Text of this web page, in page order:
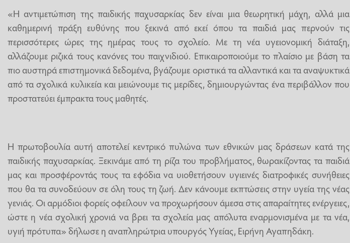
«Η αντιμετώπιση της παιδικής παχυσαρκίας δεν είναι μια θεωρητική μάχη, αλλά μια
καθημερινή πράξη ευθύνης που ξεκινά από εκεί όπου τα παιδιά μας περνούν τις
περισσότερες ώρες της ημέρας τους το σχολείο. Με τη νέα υγειονομική διάταξη,
αλλάζουμε ριζικά τους κανόνες του παιχνιδιού. Επικαιροποιούμε το πλαίσιο με βάση τα
πιο αυστηρά επιστημονικά δεδομένα, βγάζουμε οριστικά τα αλλαντικά και τα αναψυκτικά
από τα σχολικά κυλικεία και μειώνουμε τις μερίδες, δημιουργώντας ένα περιβάλλον που
προστατεύει έμπρακτα τους μαθητές.
Η πρωτοβουλία αυτή αποτελεί κεντρικό πυλώνα των εθνικών μας δράσεων κατά της
παιδικής παχυσαρκίας. Ξεκινάμε από τη ρίζα του προβλήματος, θωρακίζοντας τα παιδιά
μας και προσφέροντάς τους τα εφόδια να υιοθετήσουν υγιεινές διατροφικές συνήθειες
που θα τα συνοδεύουν σε όλη τους τη ζωή. Δεν κάνουμε εκπτώσεις στην υγεία της νέας
γενιάς. Οι αρμόδιοι φορείς οφείλουν να προχωρήσουν άμεσα στις απαραίτητες ενέργειες,
ώστε η νέα σχολική χρονιά να βρει τα σχολεία μας απόλυτα εναρμονισμένα με τα νέα,
υγιή πρότυπα» δήλωσε η αναπληρώτρια υπουργός Υγείας, Ειρήνη Αγαπηδάκη.